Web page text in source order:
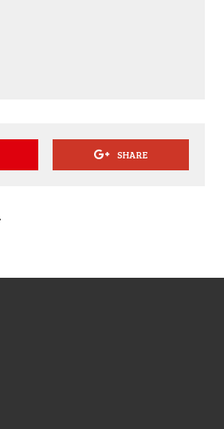
SHARE